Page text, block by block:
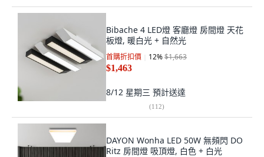
Bibache 4 LED燈 客廳燈 房間燈 天花
板燈, 暖白光 + 自然光
首購折扣價 12%$1,663
$1,463
8/12 星期三 預計送達
(112)
DAYON Wonha LED 50W 無頻閃 DO
Ritz 房間燈 吸頂燈, 白色 + 白光